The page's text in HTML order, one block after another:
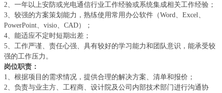
2、一年以上安防或光电通信行业工作经验或系统集成相关工作经验；
3、较强的方案策划能力，熟练使用常用办公软件（Word、Excel、
PowerPoint、visio、CAD）；
4、能适应不定时短期出差；
5、工作严谨、责任心强、具有较好的学习能力和团队意识，能承受较
强的工作压力。
岗位职责：
1、根据项目的需求情况，提供合理的解决方案、清单和报价；
2、负责与业主方、工程商、设计院及公司内部技术部门进行沟通协